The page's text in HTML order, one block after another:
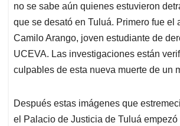
no se sabe aún quienes estuvieron
que se desató en Tuluá. Primero fue el
Camilo Arango, joven estudiante de
UCEVA. Las investigaciones están
culpables de esta nueva muerte de un
Después estas imágenes que
el Palacio de Justicia de Tuluá empezó